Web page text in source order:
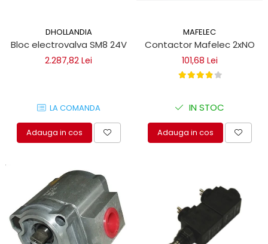
DHOLLANDIA
Bloc electrovalva SM8 24V
2.287,82 Lei
LA COMANDA
Adauga in cos
MAFELEC
Contactor Mafelec 2xNO
101,68 Lei
IN STOC
Adauga in cos